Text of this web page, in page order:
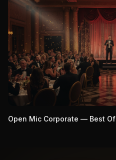
Open Mic Corporate — Best Of